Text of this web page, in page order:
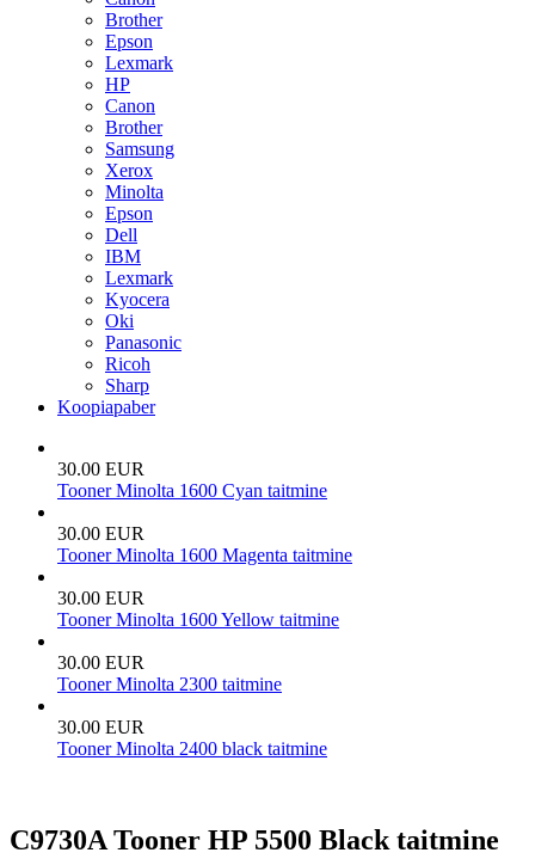
Brother
Epson
Lexmark
HP
Canon
Brother
Samsung
Xerox
Minolta
Epson
Dell
IBM
Lexmark
Kyocera
Oki
Panasonic
Ricoh
Sharp
Koopiapaber
30.00 EUR
Tooner Minolta 1600 Cyan taitmine
30.00 EUR
Tooner Minolta 1600 Magenta taitmine
30.00 EUR
Tooner Minolta 1600 Yellow taitmine
30.00 EUR
Tooner Minolta 2300 taitmine
30.00 EUR
Tooner Minolta 2400 black taitmine
C9730A Tooner HP 5500 Black taitmine